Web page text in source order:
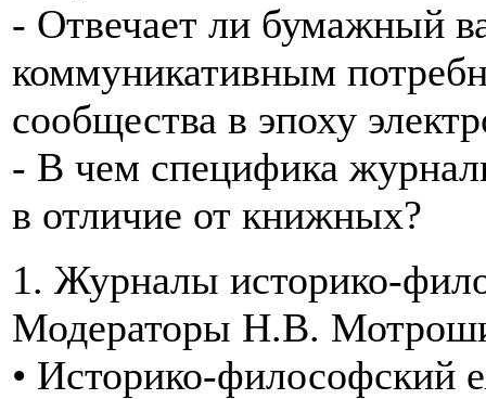
- Отвечает ли бумажный
коммуникативным
сообщества в эпоху
- В чем специфика
в отличие от книжных?
1. Журналы историко-
Модераторы Н.В.
• Историко-философский